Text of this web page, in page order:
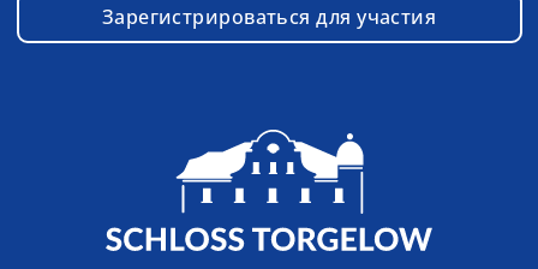
Зарегистрироваться для участия